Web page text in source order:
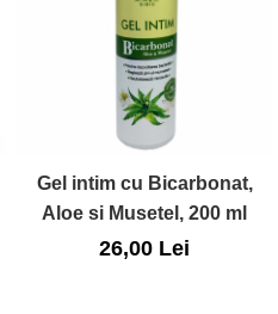
Gel intim cu Bicarbonat,
Aloe si Musetel, 200 ml
26,00 Lei